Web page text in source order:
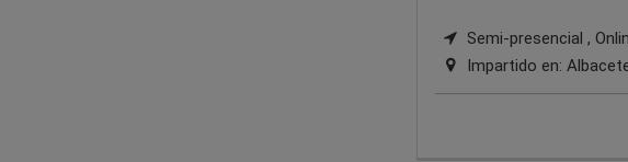
Semi-presencial ,
Impartido en: